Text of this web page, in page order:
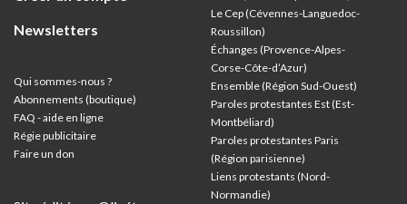
Newsletters
Qui sommes-nous ?
Abonnements (boutique)
FAQ - aide en ligne
Régie publicitaire
Faire un don
Le Cep (Cévennes-Languedoc-
Roussillon)
Échanges (Provence-Alpes-
Corse-Côte-d’Azur)
Ensemble (Région Sud-Ouest)
Paroles protestantes Est (Est-
Montbéliard)
Paroles protestantes Paris
(Région parisienne)
Liens protestants (Nord-
Normandie)